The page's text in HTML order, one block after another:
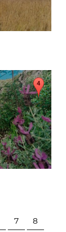
7 8